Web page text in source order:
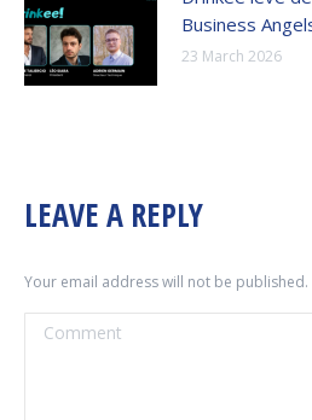
Business
23 March 2026
LEAVE A REPLY
Your email address will not be published.
Comment